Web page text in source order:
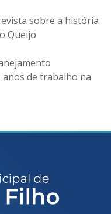
sobre a história
Queijo
de trabalho na